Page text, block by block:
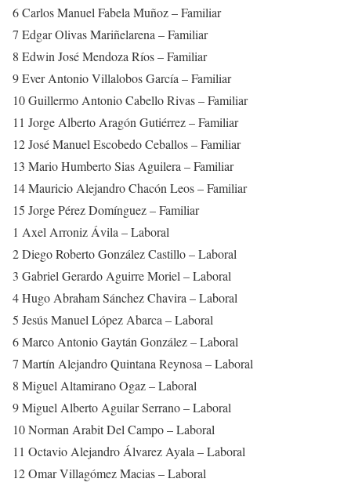
6 Carlos Manuel Fabela Muñoz – Familiar
7 Edgar Olivas Mariñelarena – Familiar
8 Edwin José Mendoza Ríos – Familiar
9 Ever Antonio Villalobos García – Familiar
10 Guillermo Antonio Cabello Rivas – Familiar
11 Jorge Alberto Aragón Gutiérrez – Familiar
12 José Manuel Escobedo Ceballos – Familiar
13 Mario Humberto Sias Aguilera – Familiar
14 Mauricio Alejandro Chacón Leos – Familiar
15 Jorge Pérez Domínguez – Familiar
1 Axel Arroniz Ávila – Laboral
2 Diego Roberto González Castillo – Laboral
3 Gabriel Gerardo Aguirre Moriel – Laboral
4 Hugo Abraham Sánchez Chavira – Laboral
5 Jesús Manuel López Abarca – Laboral
6 Marco Antonio Gaytán González – Laboral
7 Martín Alejandro Quintana Reynosa – Laboral
8 Miguel Altamirano Ogaz – Laboral
9 Miguel Alberto Aguilar Serrano – Laboral
10 Norman Arabit Del Campo – Laboral
11 Octavio Alejandro Álvarez Ayala – Laboral
12 Omar Villagómez Macias – Laboral